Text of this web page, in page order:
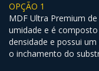
OPÇÃO 1
MDF Ultra Premium
umidade e é
densidade e possui
o inchamento do